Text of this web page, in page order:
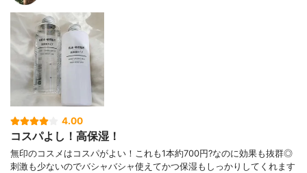
4.00
コスパよし！高保湿！
無印のコスメはコスパがよい！これも1本約700円?なのに効果も抜群◎
刺激も少ないのでバシャバシャ使えてかつ保湿もしっかりしてくれます